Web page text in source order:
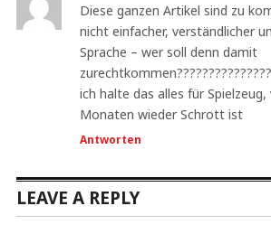
Diese ganzen Artikel sind zu
nicht einfacher, verständlicher
Sprache – wer soll denn damit
zurechtkommen???????????????
ich halte das alles für
Monaten wieder Schrott ist
Antworten
LEAVE A REPLY